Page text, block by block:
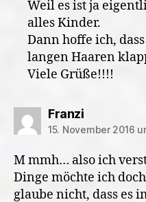
Weil es ist ja
alles Kinder.
Dann hoffe ich,
langen Haaren
Viele Grüße!!!!
Franzisagt:
15. November 2016
M mmh… also ich
Dinge möchte ich
glaube nicht, dass es